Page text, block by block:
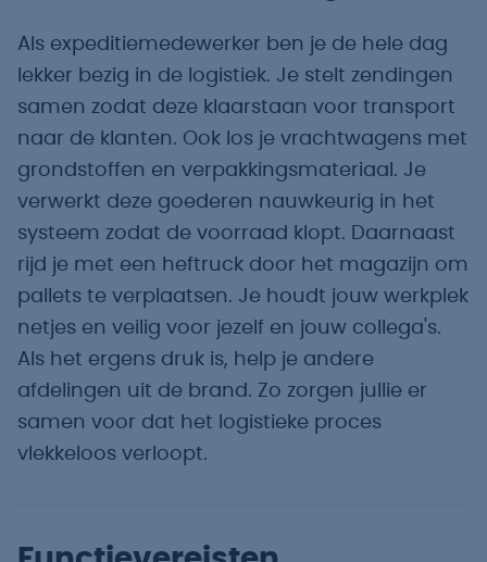
Als expeditiemedewerker ben je de hele dag
lekker bezig in de logistiek. Je stelt zendingen
samen zodat deze klaarstaan voor transport
naar de klanten. Ook los je vrachtwagens met
grondstoffen en verpakkingsmateriaal. Je
verwerkt deze goederen nauwkeurig in het
systeem zodat de voorraad klopt. Daarnaast
rijd je met een heftruck door het magazijn om
pallets te verplaatsen. Je houdt jouw werkplek
netjes en veilig voor jezelf en jouw collega's.
Als het ergens druk is, help je andere
afdelingen uit de brand. Zo zorgen jullie er
samen voor dat het logistieke proces
vlekkeloos verloopt.